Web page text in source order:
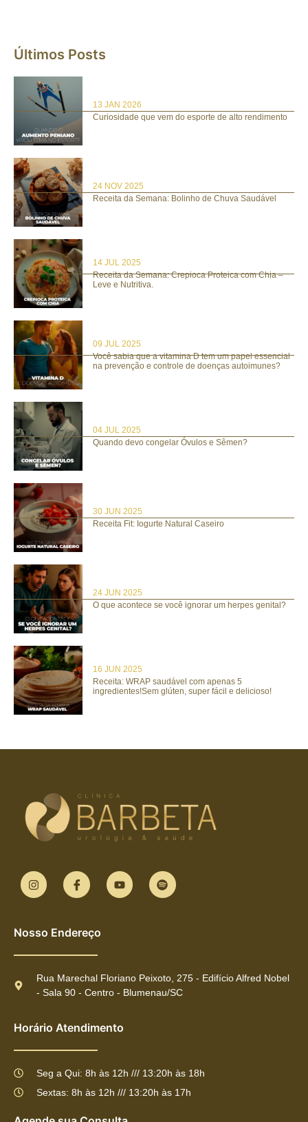
Últimos Posts
13 JAN 2026
Curiosidade que vem do esporte de alto rendimento
24 NOV 2025
Receita da Semana: Bolinho de Chuva Saudável
14 JUL 2025
Receita da Semana: Crepioca Proteica com Chia –
Leve e Nutritiva.
09 JUL 2025
Você sabia que a vitamina D tem um papel essencial
na prevenção e controle de doenças autoimunes?
04 JUL 2025
Quando devo congelar Óvulos e Sêmen?
30 JUN 2025
Receita Fit: Iogurte Natural Caseiro
24 JUN 2025
O que acontece se você ignorar um herpes genital?
16 JUN 2025
Receita: WRAP saudável com apenas 5
ingredientes!Sem glúten, super fácil e delicioso!
Nosso Endereço
Rua Marechal Floriano Peixoto, 275 - Edifício Alfred Nobel
- Sala 90 - Centro - Blumenau/SC
Horário Atendimento
Seg a Qui: 8h às 12h /// 13:20h às 18h
Sextas: 8h às 12h /// 13:20h às 17h